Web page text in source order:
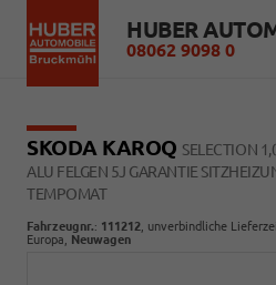
08062 9098 0
SKODA KAROQ SELECTION
ALU FELGEN 5J GARANTIE
TEMPOMAT
Fahrzeugnr.: 111212 , unverbindliche
Europa, Neuwagen